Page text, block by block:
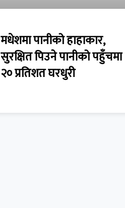
मधेशमा पानीको हाहाकार,
सुरक्षित पिउने पानीको पहुँचमा
२० प्रतिशत घरधुरी